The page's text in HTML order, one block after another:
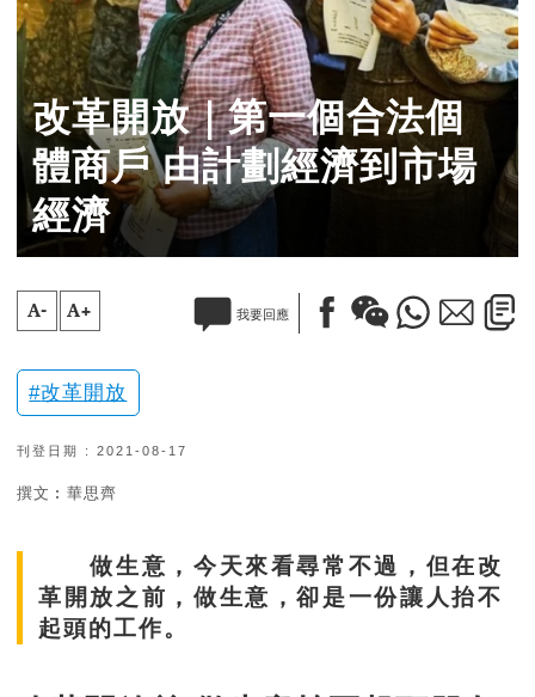
改革開放｜第一個合法個
體商戶 由計劃經濟到市場
經濟
A- A+ 我要回應
改革開放
刊登日期 : 2021-08-17
撰文︰華思齊
做生意，今天來看尋常不過，但在改
革開放之前，做生意，卻是一份讓人抬不
起頭的工作。